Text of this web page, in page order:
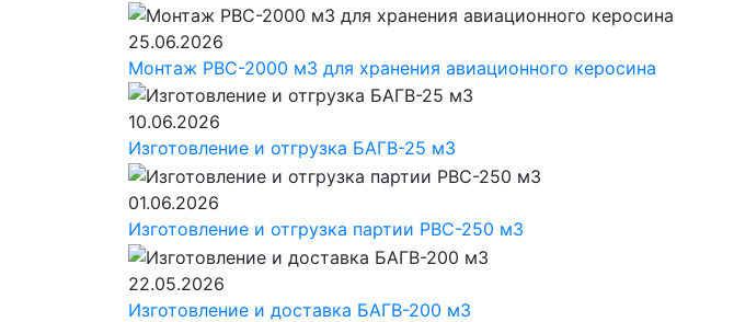
25.06.2026
Монтаж РВС-2000 м3 для хранения авиационного керосина
10.06.2026
Изготовление и отгрузка БАГВ-25 м3
01.06.2026
Изготовление и отгрузка партии РВС-250 м3
22.05.2026
Изготовление и доставка БАГВ-200 м3